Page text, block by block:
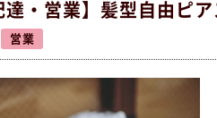
達・営業】髪型自由
営業